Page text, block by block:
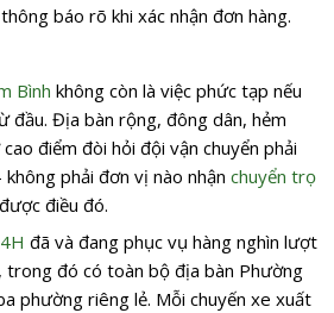
báo rõ khi xác nhận đơn hàng.
Bình không còn là việc phức tạp nếu
đầu. Địa bàn rộng, đông dân, hẻm
điểm đòi hỏi đội vận chuyển phải
phải đơn vị nào nhận chuyển trọ
điều đó.
đã và đang phục vụ hàng nghìn lượt
trong đó có toàn bộ địa bàn Phường
phường riêng lẻ. Mỗi chuyến xe xuất